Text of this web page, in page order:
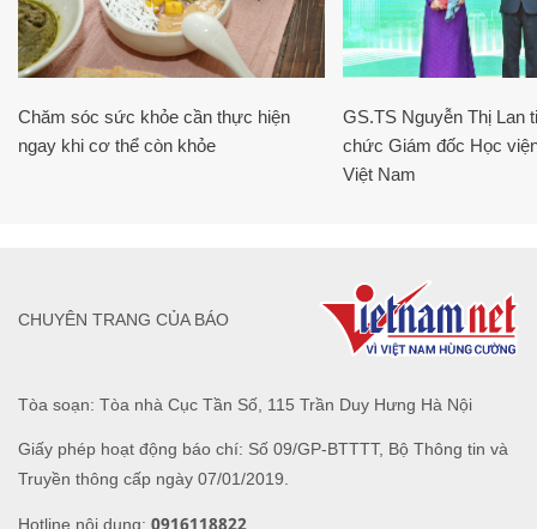
Chăm sóc sức khỏe cần thực hiện
ngay khi cơ thể còn khỏe
GS.TS Nguyễn Thị Lan
chức Giám đốc Học
Việt Nam
Tòa soạn: Tòa nhà Cục Tần Số, 115 Trần Duy Hưng Hà Nội
Giấy phép hoạt động báo chí: Số 09/GP-BTTTT, Bộ Thông tin và
Truyền thông cấp ngày 07/01/2019.
Hotline nội dung: 0916118822
CHUYÊN TRANG CỦA BÁO